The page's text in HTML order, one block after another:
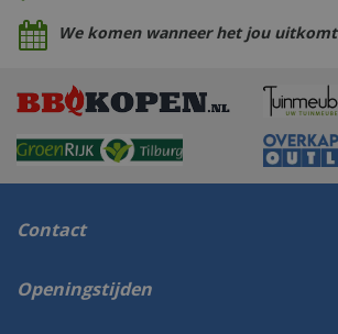
We komen wanneer het jou uitkomt
Contact
Openingstijden